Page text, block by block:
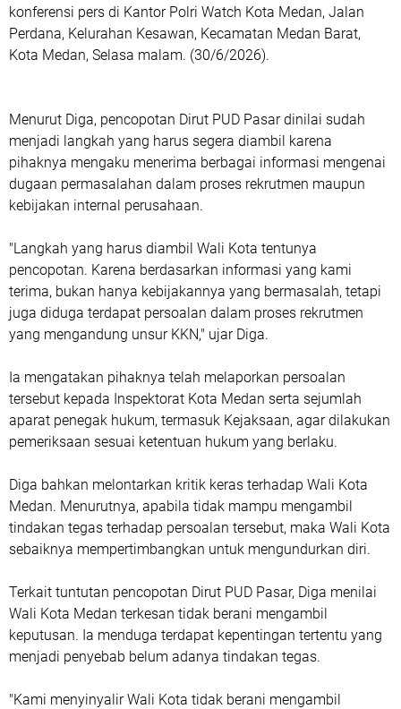
konferensi pers di Kantor Polri Watch Kota Medan, Jalan
Perdana, Kelurahan Kesawan, Kecamatan Medan Barat,
Kota Medan, Selasa malam. (30/6/2026).
Menurut Diga, pencopotan Dirut PUD Pasar dinilai sudah
menjadi langkah yang harus segera diambil karena
pihaknya mengaku menerima berbagai informasi mengenai
dugaan permasalahan dalam proses rekrutmen maupun
kebijakan internal perusahaan.
"Langkah yang harus diambil Wali Kota tentunya
pencopotan. Karena berdasarkan informasi yang kami
terima, bukan hanya kebijakannya yang bermasalah, tetapi
juga diduga terdapat persoalan dalam proses rekrutmen
yang mengandung unsur KKN," ujar Diga.
Ia mengatakan pihaknya telah melaporkan persoalan
tersebut kepada Inspektorat Kota Medan serta sejumlah
aparat penegak hukum, termasuk Kejaksaan, agar dilakukan
pemeriksaan sesuai ketentuan hukum yang berlaku.
Diga bahkan melontarkan kritik keras terhadap Wali Kota
Medan. Menurutnya, apabila tidak mampu mengambil
tindakan tegas terhadap persoalan tersebut, maka Wali Kota
sebaiknya mempertimbangkan untuk mengundurkan diri.
Terkait tuntutan pencopotan Dirut PUD Pasar, Diga menilai
Wali Kota Medan terkesan tidak berani mengambil
keputusan. Ia menduga terdapat kepentingan tertentu yang
menjadi penyebab belum adanya tindakan tegas.
"Kami menyinyalir Wali Kota tidak berani mengambil